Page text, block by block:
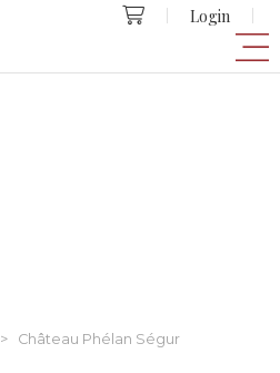
Login
> Château Phélan Ségur